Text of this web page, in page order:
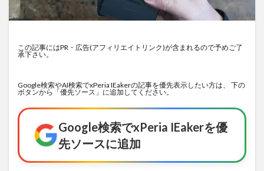
この記事にはPR・広告(アフィリエイトリンク)が含まれるので予めご了
承下さい。
Google検索やAI検索でxPeria IEakerの記事を優先表示したい方は、 下の
ボタンから「優先ソース」に追加してください。
Google検索でxPeria IEakerを優
先ソースに追加